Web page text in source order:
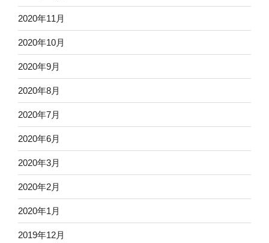
2020年11月
2020年10月
2020年9月
2020年8月
2020年7月
2020年6月
2020年3月
2020年2月
2020年1月
2019年12月